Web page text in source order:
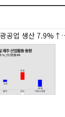
공업 생산